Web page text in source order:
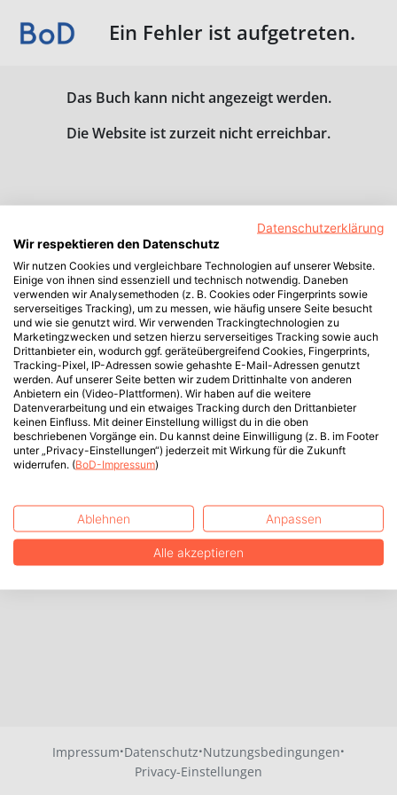
Ein Fehler ist aufgetreten.
Das Buch kann nicht angezeigt werden.
Die Website ist zurzeit nicht erreichbar.
Impressum·Datenschutz·Nutzungsbedingungen·
Privacy-Einstellungen
Datenschutzerklärung
Wir respektieren den Datenschutz
Wir nutzen Cookies und vergleichbare Technologien auf unserer Website.
Einige von ihnen sind essenziell und technisch notwendig. Daneben
verwenden wir Analysemethoden (z. B. Cookies oder Fingerprints sowie
serverseitiges Tracking), um zu messen, wie häufig unsere Seite besucht
und wie sie genutzt wird. Wir verwenden Trackingtechnologien zu
Marketingzwecken und setzen hierzu serverseitiges Tracking sowie auch
Drittanbieter ein, wodurch ggf. geräteübergreifend Cookies, Fingerprints,
Tracking-Pixel, IP-Adressen sowie gehashte E-Mail-Adressen genutzt
werden. Auf unserer Seite betten wir zudem Drittinhalte von anderen
Anbietern ein (Video-Plattformen). Wir haben auf die weitere
Datenverarbeitung und ein etwaiges Tracking durch den Drittanbieter
keinen Einfluss. Mit deiner Einstellung willigst du in die oben
beschriebenen Vorgänge ein. Du kannst deine Einwilligung (z. B. im Footer
unter „Privacy-Einstellungen“) jederzeit mit Wirkung für die Zukunft
widerrufen. (BoD-Impressum)
Ablehnen Anpassen
Alle akzeptieren